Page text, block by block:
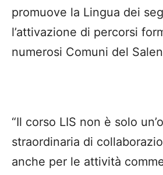
promuove la Lingua dei
l’attivazione di percorsi
numerosi Comuni del
“Il corso LIS non è solo
straordinaria di
anche per le attività